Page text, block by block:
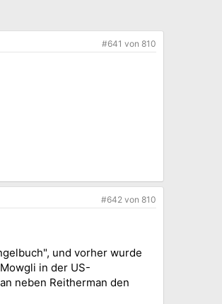
#641 von 810
#642 von 810
und vorher wurde
in der US-
neben Reitherman den